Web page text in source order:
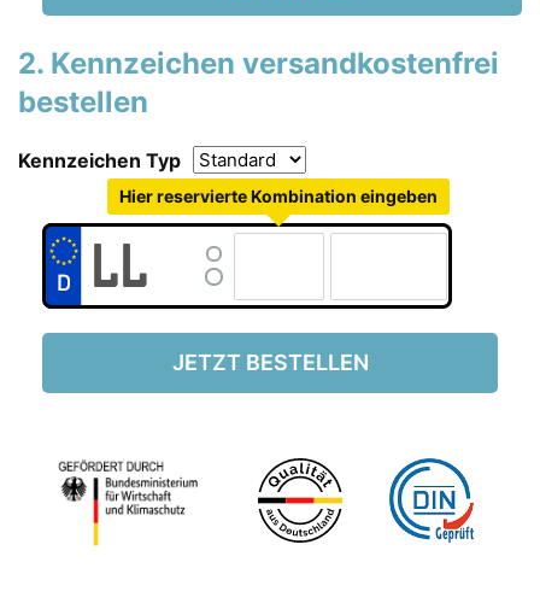
2. Kennzeichen versandkostenfrei
bestellen
Kennzeichen Typ
Hier reservierte Kombination eingeben
JETZT BESTELLEN